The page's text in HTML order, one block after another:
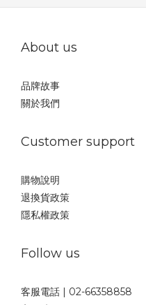
About us
品牌故事
關於我們
Customer support
購物說明
退換貨政策
隱私權政策
Follow us
客服電話 | 02-66358858